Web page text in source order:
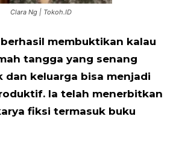
Clara Ng | Tokoh.ID
berhasil membuktikan kalau
tangga yang senang
dan keluarga bisa menjadi
Ia telah menerbitkan
fiksi termasuk buku